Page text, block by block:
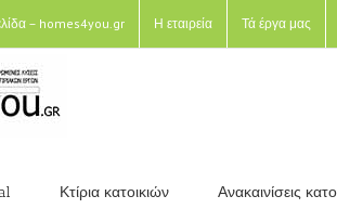
– homes4you.gr Η εταιρεία Τά έργα μας
Κτίρια κατοικιών Ανακαινίσεις